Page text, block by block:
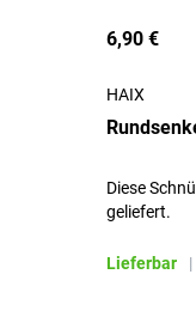
6,90 €
HAIX
Diese
geliefert.
Lieferbar |